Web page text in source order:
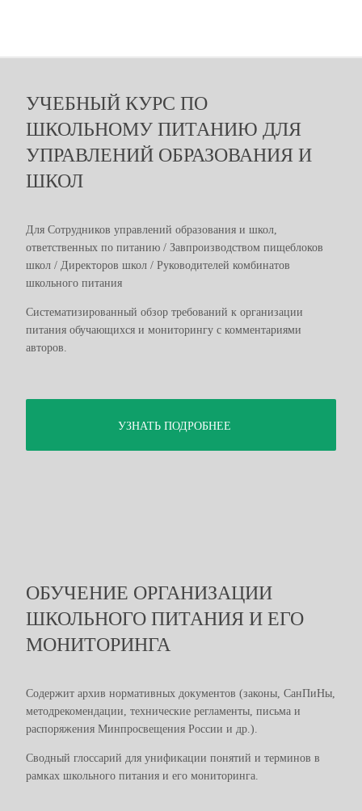
УЧЕБНЫЙ КУРС ПО
ШКОЛЬНОМУ ПИТАНИЮ ДЛЯ
УПРАВЛЕНИЙ ОБРАЗОВАНИЯ И
ШКОЛ
Для Cотрудников управлений образования и школ,
ответственных по питанию / Завпроизводством пищеблоков
школ / Директоров школ / Руководителей комбинатов
школьного питания
Систематизированный обзор требований к организации
питания обучающихся и мониторингу с комментариями
авторов.
УЗНАТЬ ПОДРОБНЕЕ
ОБУЧЕНИЕ ОРГАНИЗАЦИИ
ШКОЛЬНОГО ПИТАНИЯ И ЕГО
МОНИТОРИНГА
Содержит архив нормативных документов (законы, СанПиНы,
методрекомендации, технические регламенты, письма и
распоряжения Минпросвещения России и др.).
Сводный глоссарий для унификации понятий и терминов в
рамках школьного питания и его мониторинга.